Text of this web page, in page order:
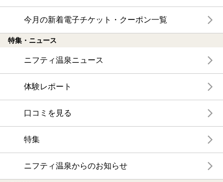
今月の新着電子チケット・クーポン一覧
特集・ニュース
ニフティ温泉ニュース
体験レポート
口コミを見る
特集
ニフティ温泉からのお知らせ